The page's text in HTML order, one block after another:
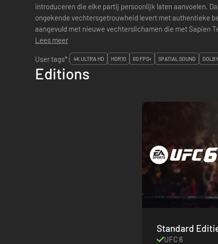
introduceren die elke partij persoonlijk laten aanvoelen.
ongekende vechtersgetrouwheid levert met authentieke
aangevuld met nieuwe vechterslichamen die met Sapien
zorgen dat je favoriete UFC‑supersterren er real...
Lees meer
User tags*:
4K ULTRA HD HDR10 60 FPS+ SPATIAL SOUND
Editions
Standard
UFC 6